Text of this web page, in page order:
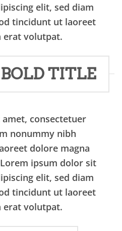
elit, sed diam
tincidunt ut laoreet
erat volutpat.
TITLE
consectetuer
nonummy nibh
dolore magna
ipsum dolor sit
elit, sed diam
tincidunt ut laoreet
erat volutpat.